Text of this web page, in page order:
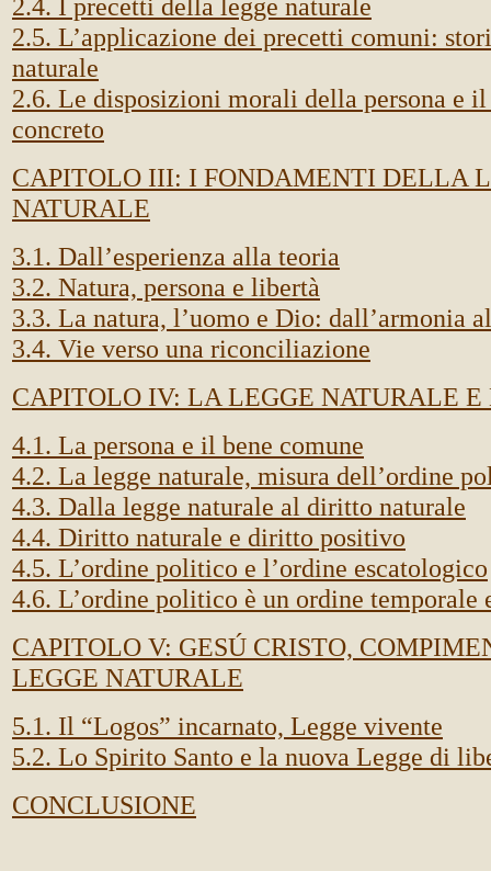
2.4. I precetti della legge naturale
2.5. L’applicazione dei precetti comuni:
naturale
2.6. Le disposizioni morali della persona e il
concreto
CAPITOLO III: I FONDAMENTI DELLA
NATURALE
3.1. Dall’esperienza alla teoria
3.2. Natura, persona e libertà
3.3. La natura, l’uomo e Dio: dall’armonia
3.4. Vie verso una riconciliazione
CAPITOLO IV: LA LEGGE NATURALE
4.1. La persona e il bene comune
4.2. La legge naturale, misura dell’ordine
4.3. Dalla legge naturale al diritto naturale
4.4. Diritto naturale e diritto positivo
4.5. L’ordine politico e l’ordine escatologico
4.6. L’ordine politico è un ordine temporale
CAPITOLO V: GESÚ CRISTO,
LEGGE NATURALE
5.1. Il “Logos” incarnato, Legge vivente
5.2. Lo Spirito Santo e la nuova Legge di
CONCLUSIONE